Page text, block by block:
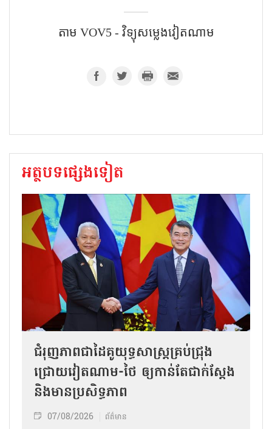
តាម​ VOV5 - វិទ្យុសម្លេងវៀតណាម
អត្ថបទផ្សេងទៀត
ជំរុញភាពជាដៃគូយុទ្ធសាស្ត្រគ្រប់ជ្រុង
ជ្រោយវៀតណាម-ថៃ ឲ្យកាន់តែជាក់ស្ដែង
និងមានប្រសិទ្ធភាព
07/08/2026 ព័ត៌មាន